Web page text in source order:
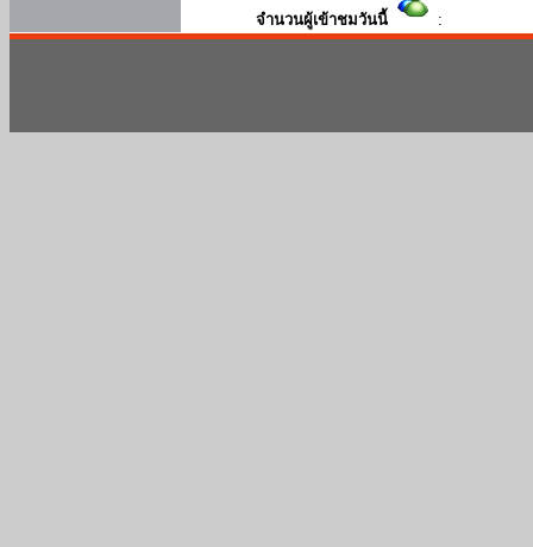
จำนวนผู้เข้าชมวันนี้ :